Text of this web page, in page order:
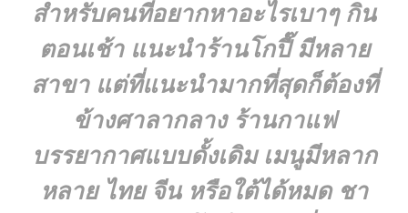
สำหรับคนที่อยากหาอะไรเบาๆ กิน
ตอนเช้า แนะนำร้านโกปี๊มีหลาย
สาขา แต่ที่แนะนำมากที่สุดก็ต้องที่
ข้างศาลากลาง ร้านกาแฟ
บรรยากาศแบบดั้งเดิม เมนูมีหลาก
หลาย ไทย จีน หรือใต้ได้หมด ชา